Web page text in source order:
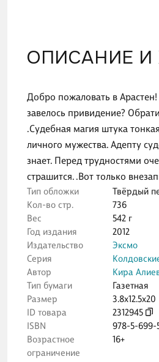
ОПИСАНИЕ И
Добро пожаловать в
завелось привидение?
.Судебная магия штука
личного мужества. Адепту
знает. Перед трудностями
страшится. .Вот только
Тип обложки
Твёрдый
Кол-во стр.
736
Вес
542 г
Год издания
2012
Издательство
Эксмо
Серия
Автор
Кира
Тип бумаги
Газетная
Размер
3.8x12.5x20
ID товара
2312945
ISBN
978-5-699-
Возрастное
ограничение
16+